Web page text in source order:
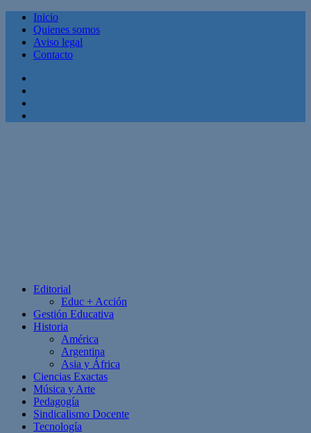
Inicio
Quienes somos
Aviso legal
Contacto
Editorial
Educ + Acción
Gestión Educativa
Historia
América
Argentina
Asia y África
Ciencias Exactas
Música y Arte
Pedagogía
Sindicalismo Docente
Tecnología